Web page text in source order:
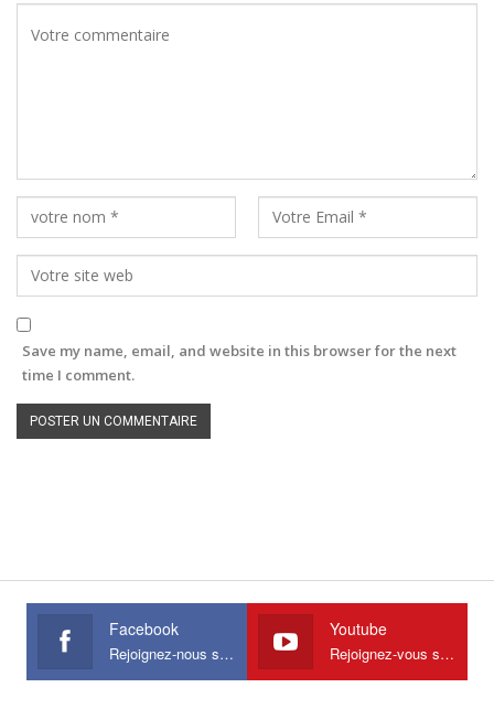
Save my name, email, and website in this browser for the next
time I comment.
Facebook
Rejoignez-nous sur Facebook
Youtube
Rejoignez-vous sur Youtube